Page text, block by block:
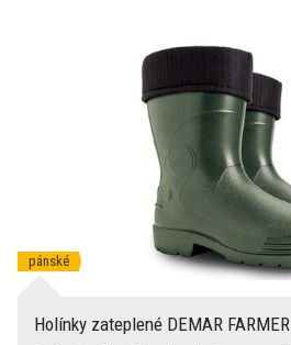
pánské
Holínky zateplené DEMAR FARMER